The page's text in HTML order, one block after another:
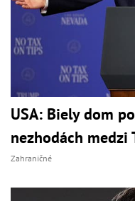
USA: Biely dom
nezhodách medzi
Zahraničné